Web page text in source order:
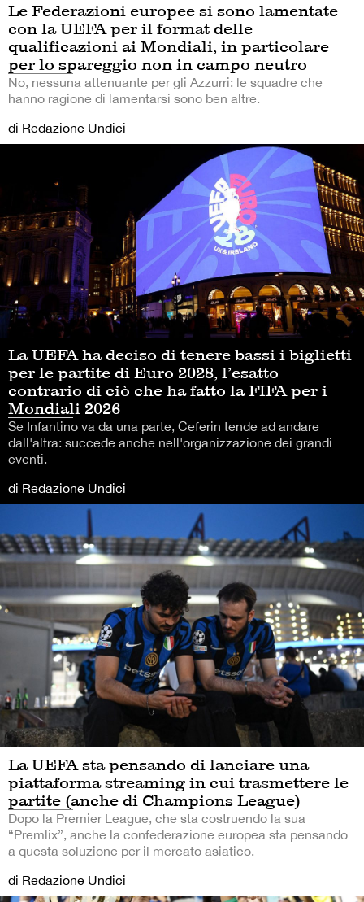
Le Federazioni europee si sono lamentate
con la UEFA per il format delle
qualificazioni ai Mondiali, in particolare
per lo spareggio non in campo neutro
No, nessuna attenuante per gli Azzurri: le squadre che
hanno ragione di lamentarsi sono ben altre.
di Redazione Undici
La UEFA ha deciso di tenere bassi i biglietti
per le partite di Euro 2028, l’esatto
contrario di ciò che ha fatto la FIFA per i
Mondiali 2026
Se Infantino va da una parte, Ceferin tende ad andare
dall'altra: succede anche nell'organizzazione dei grandi
eventi.
di Redazione Undici
La UEFA sta pensando di lanciare una
piattaforma streaming in cui trasmettere le
partite (anche di Champions League)
Dopo la Premier League, che sta costruendo la sua
“Premlix”, anche la confederazione europea sta pensando
a questa soluzione per il mercato asiatico.
di Redazione Undici